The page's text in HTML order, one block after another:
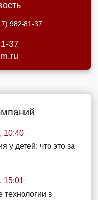
982-81-37
37
10:40
у детей: что это за
15:01
в